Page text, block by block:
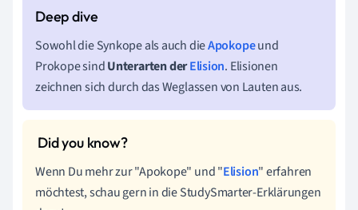
Sowohl die Synkope als auch dieApokopeund
Prokope sindUnterarten derElision. Elisionen
zeichnen sich durch das Weglassen von Lauten aus.
Wenn Du mehr zur "Apokope" und "Elision" erfahren
möchtest, schau gern in die StudySmarter-Erklärungen